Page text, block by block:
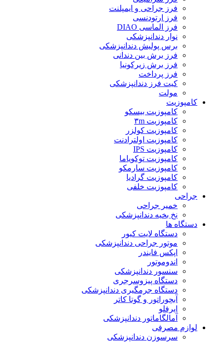
فرز جراحی و ایمپلنت
فرز ارتودنسی
فرز الماسی DIAO
نوار دندانپزشکی
برس پولیش دندانپزشکی
فرز برش بین دندانی
فرز برش زیرکونیا
فرز پرداخت
کیت فرز دندانپزشکی
مولت
کامپوزیت
کامپوزیت بیسکو
کامپوزیت ۳m
کامپوزیت کولزر
کامپوزیت اولترادنت
کامپوزیت IPS
کامپوزیت توکویاما
کامپوزیت سارمکو
کامپوزیت گرادیا
کامپوزیت خلفی
جراحی
خمیر جراحی
نخ بخیه دندانپزشکی
دستگاه ها
دستگاه لایت کیور
موتور جراحی دندانپزشکی
اپکس فایندر
اندوموتور
سنسور دندانپزشکی
دستگاه پیزوسرجری
دستگاه جرمگیری دندانپزشکی
آبچوراتور و گوتا کاتر
ایرفلو
آمالگاماتور دندانپزشکی
لوازم مصرفی
سرسوزن دندانپزشکی